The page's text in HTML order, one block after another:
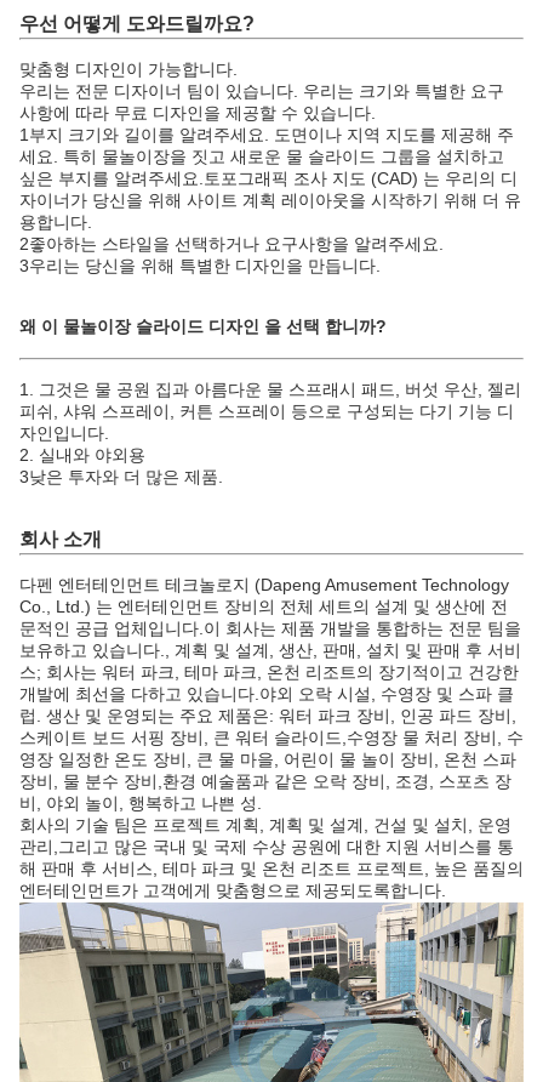
우선 어떻게 도와드릴까요?
맞춤형 디자인이 가능합니다.
우리는 전문 디자이너 팀이 있습니다. 우리는 크기와 특별한 요구
사항에 따라 무료 디자인을 제공할 수 있습니다.
1부지 크기와 길이를 알려주세요. 도면이나 지역 지도를 제공해 주
세요. 특히 물놀이장을 짓고 새로운 물 슬라이드 그룹을 설치하고
싶은 부지를 알려주세요.토포그래픽 조사 지도 (CAD) 는 우리의 디
자이너가 당신을 위해 사이트 계획 레이아웃을 시작하기 위해 더 유
용합니다.
2좋아하는 스타일을 선택하거나 요구사항을 알려주세요.
3우리는 당신을 위해 특별한 디자인을 만듭니다.
왜 이 물놀이장 슬라이드 디자인 을 선택 합니까?
1. 그것은 물 공원 집과 아름다운 물 스프래시 패드, 버섯 우산, 젤리
피쉬, 샤워 스프레이, 커튼 스프레이 등으로 구성되는 다기 기능 디
자인입니다.
2. 실내와 야외용
3낮은 투자와 더 많은 제품.
회사 소개
다펜 엔터테인먼트 테크놀로지 (Dapeng Amusement Technology
Co., Ltd.) 는 엔터테인먼트 장비의 전체 세트의 설계 및 생산에 전
문적인 공급 업체입니다.이 회사는 제품 개발을 통합하는 전문 팀을
보유하고 있습니다., 계획 및 설계, 생산, 판매, 설치 및 판매 후 서비
스; 회사는 워터 파크, 테마 파크, 온천 리조트의 장기적이고 건강한
개발에 최선을 다하고 있습니다.야외 오락 시설, 수영장 및 스파 클
럽. 생산 및 운영되는 주요 제품은: 워터 파크 장비, 인공 파드 장비,
스케이트 보드 서핑 장비, 큰 워터 슬라이드,수영장 물 처리 장비, 수
영장 일정한 온도 장비, 큰 물 마을, 어린이 물 놀이 장비, 온천 스파
장비, 물 분수 장비,환경 예술품과 같은 오락 장비, 조경, 스포츠 장
비, 야외 놀이, 행복하고 나쁜 성.
회사의 기술 팀은 프로젝트 계획, 계획 및 설계, 건설 및 설치, 운영
관리,그리고 많은 국내 및 국제 수상 공원에 대한 지원 서비스를 통
해 판매 후 서비스, 테마 파크 및 온천 리조트 프로젝트, 높은 품질의
엔터테인먼트가 고객에게 맞춤형으로 제공되도록합니다.